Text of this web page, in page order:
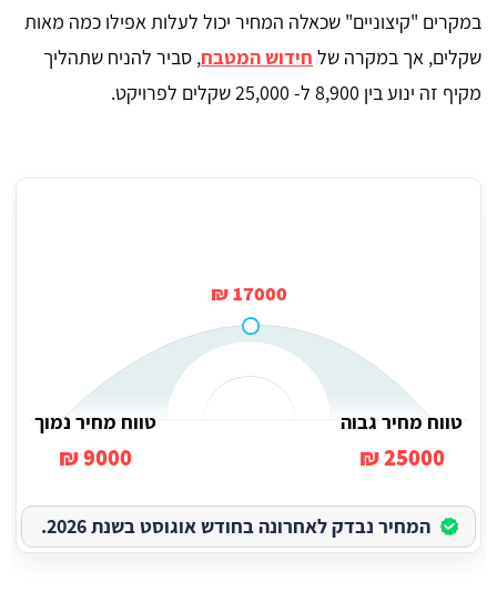
במקרים "קיצוניים" שכאלה המחיר יכול לעלות אפילו כמה מאות
שקלים, אך במקרה של חידוש המטבח, סביר להניח שתהליך
מקיף זה ינוע בין 8,900 ל- 25,000 שקלים לפרויקט.
17000 ₪
טווח מחיר גבוה
25000 ₪
טווח מחיר נמוך
9000 ₪
המחיר נבדק לאחרונה בחודש אוגוסט בשנת 2026.